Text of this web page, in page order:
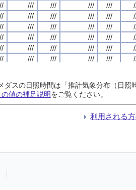
/// /// /// ///
/// /// /// ///
/// /// /// ///
/// /// /// ///
/// /// /// ///
/// /// /// ///
///
/// /// /// ///
/// /// /// ///
/// /// /// ///
/// /// /// ///
/// /// /// ///
/// /// /// ///
/// /// /// ///
///
/// /// /// ///
/// /// /// ///
/// /// /// ///
/// /// /// ///
/// /// /// ///
/// /// /// ///
/// /// /// ///
///
/// /// /// ///
/// /// /// ///
/// /// /// ///
/// /// /// ///
/// /// /// ///
/// /// /// ///
/// /// /// ///
///
/// /// /// ///
ダスの日照時間は「推計気象分布（日
値の補足説明をご覧ください。
利用される